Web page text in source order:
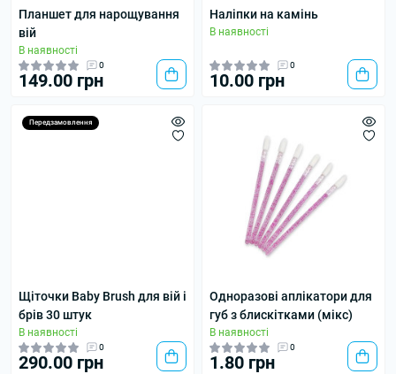
Планшет для нарощування
вій
В наявності
0
149.00 грн
Наліпки на камінь
В наявності
0
10.00 грн
Передзамовлення
Щіточки Baby Brush для вій і
брів 30 штук
В наявності
0
290.00 грн
Одноразові аплікатори для
губ з блискітками (мікс)
В наявності
0
1.80 грн